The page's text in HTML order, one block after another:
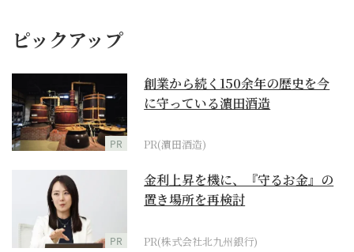
ピックアップ
PR
創業から続く150余年の歴史を今
に守っている濵田酒造
PR(濵田酒造)
PR
金利上昇を機に、『守るお金』の
置き場所を再検討
PR(株式会社北九州銀行)